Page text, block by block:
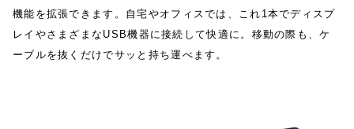
機能を拡張できます。自宅やオフィスでは、これ1本でディスプ
レイやさまざまなUSB機器に接続して快適に。移動の際も、ケ
ーブルを抜くだけでサッと持ち運べます。